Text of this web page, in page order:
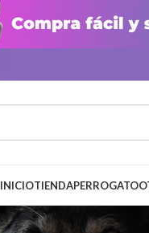
INICIOTIENDAPERROGATO